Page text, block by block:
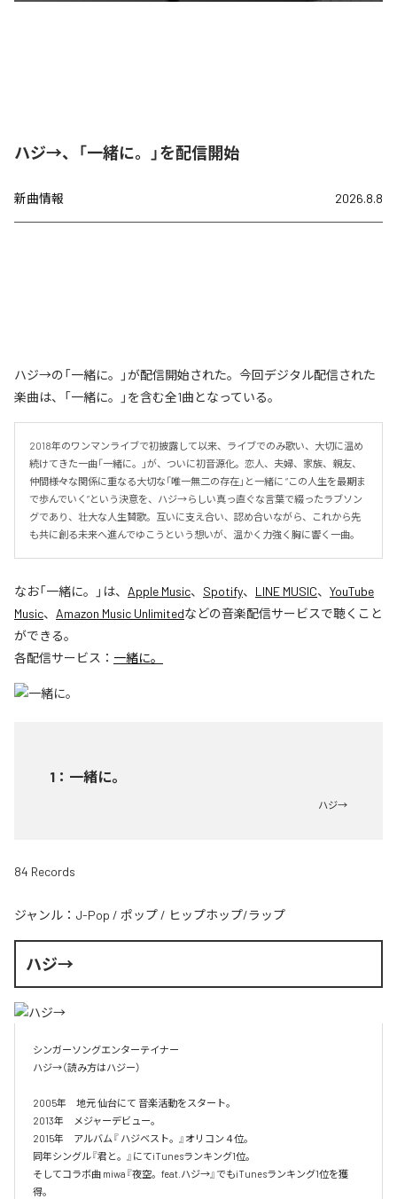
ハジ→、「一緒に。」を配信開始
新曲情報 2026.8.8
ハジ→の「一緒に。」が配信開始された。今回デジタル配信された
楽曲は、「一緒に。」を含む全1曲となっている。
2018年のワンマンライブで初披露して以来、ライブでのみ歌い、大切に温め
続けてきた一曲「一緒に。」が、ついに初音源化。恋人、夫婦、家族、親友、
仲間――様々な関係に重なる大切な「唯一無二の存在」と一緒に “この人生を最期ま
で歩んでいく”という決意を、ハジ→らしい真っ直ぐな言葉で綴ったラブソン
グであり、壮大な人生賛歌。互いに支え合い、認め合いながら、これから先
も共に創る未来へ進んでゆこうという想いが、温かく力強く胸に響く一曲。
なお「一緒に。 」は、 Apple Music、 Spotify、 LINE MUSIC、 YouTube
Music、 Amazon Music Unlimitedなどの音楽配信サービスで聴くこと
ができる。
各配信サービス： 一緒に。
1 ： 一緒に。
ハジ→
84 Records
ジャンル： J-Pop / ポップ / ヒップホップ/ラップ
ハジ→
シンガーソングエンターテイナー
ハジ→（読み方はハジー）
2005年　地元 仙台にて 音楽活動をスタート。
2013年　メジャーデビュー。
2015年　アルバム『 ハジベスト。』オリコン４位。
同年シングル『君と。』にてiTunesランキング1位。
そしてコラボ曲 miwa『夜空。feat.ハジ→』でもiTunesランキング1位を獲
得。